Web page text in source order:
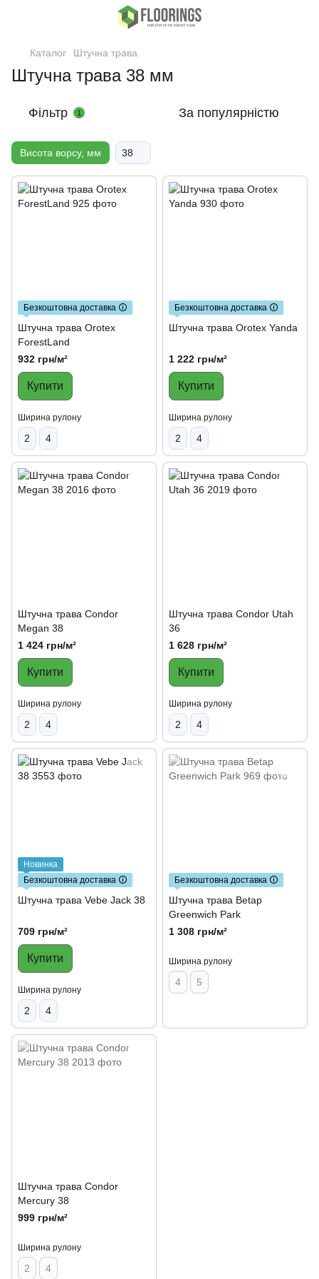
Каталог Штучна трава
Штучна трава 38 мм
Фільтр 1 За популярністю
Висота ворсу, мм 38
Безкоштовна доставка 🛈
Штучна трава Orotex
ForestLand
932 грн/м²
Купити
Ширина рулону
2 4
Безкоштовна доставка 🛈
Штучна трава Orotex Yanda
1 222 грн/м²
Купити
Ширина рулону
2 4
Штучна трава Condor
Megan 38
1 424 грн/м²
Купити
Ширина рулону
2 4
Штучна трава Condor Utah
36
1 628 грн/м²
Купити
Ширина рулону
2 4
Новинка
Безкоштовна доставка 🛈
Штучна трава Vebe Jack 38
709 грн/м²
Купити
Ширина рулону
2 4
Безкоштовна доставка 🛈
Штучна трава Betap
Greenwich Park
1 308 грн/м²
Ширина рулону
4 5
Штучна трава Condor
Mercury 38
999 грн/м²
Ширина рулону
2 4